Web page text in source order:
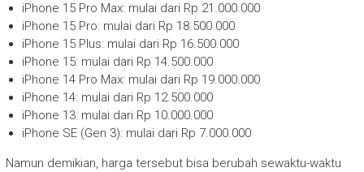
iPhone 15 Pro Max: mulai dari Rp 21.000.000
iPhone 15 Pro: mulai dari Rp 18.500.000
iPhone 15 Plus: mulai dari Rp 16.500.000
iPhone 15: mulai dari Rp 14.500.000
iPhone 14 Pro Max: mulai dari Rp 19.000.000
iPhone 14: mulai dari Rp 12.500.000
iPhone 13: mulai dari Rp 10.000.000
iPhone SE (Gen 3): mulai dari Rp 7.000.000
Namun demikian, harga tersebut bisa berubah sewaktu-waktu